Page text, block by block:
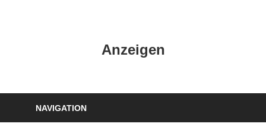
Anzeigen
NAVIGATION